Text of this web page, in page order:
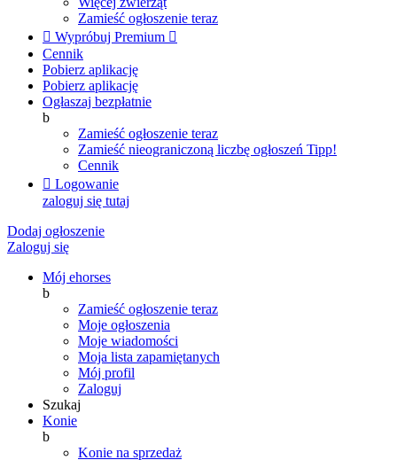
Zamieść ogłoszenie teraz
 Wypróbuj Premium 
Cennik
Pobierz aplikację
Pobierz aplikację
Ogłaszaj bezpłatnie
b
Zamieść ogłoszenie teraz
Zamieść nieograniczoną liczbę ogłoszeń Tipp!
Cennik
 Logowanie
zaloguj się tutaj
Dodaj ogłoszenie
Zaloguj się
Mój ehorses
b
Zamieść ogłoszenie teraz
Moje ogłoszenia
Moje wiadomości
Moja lista zapamiętanych
Mój profil
Zaloguj
Szukaj
Konie
b
Konie na sprzedaż